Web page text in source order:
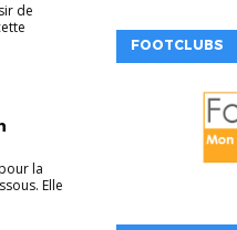
de
la
Elle
FOOTCLUBS